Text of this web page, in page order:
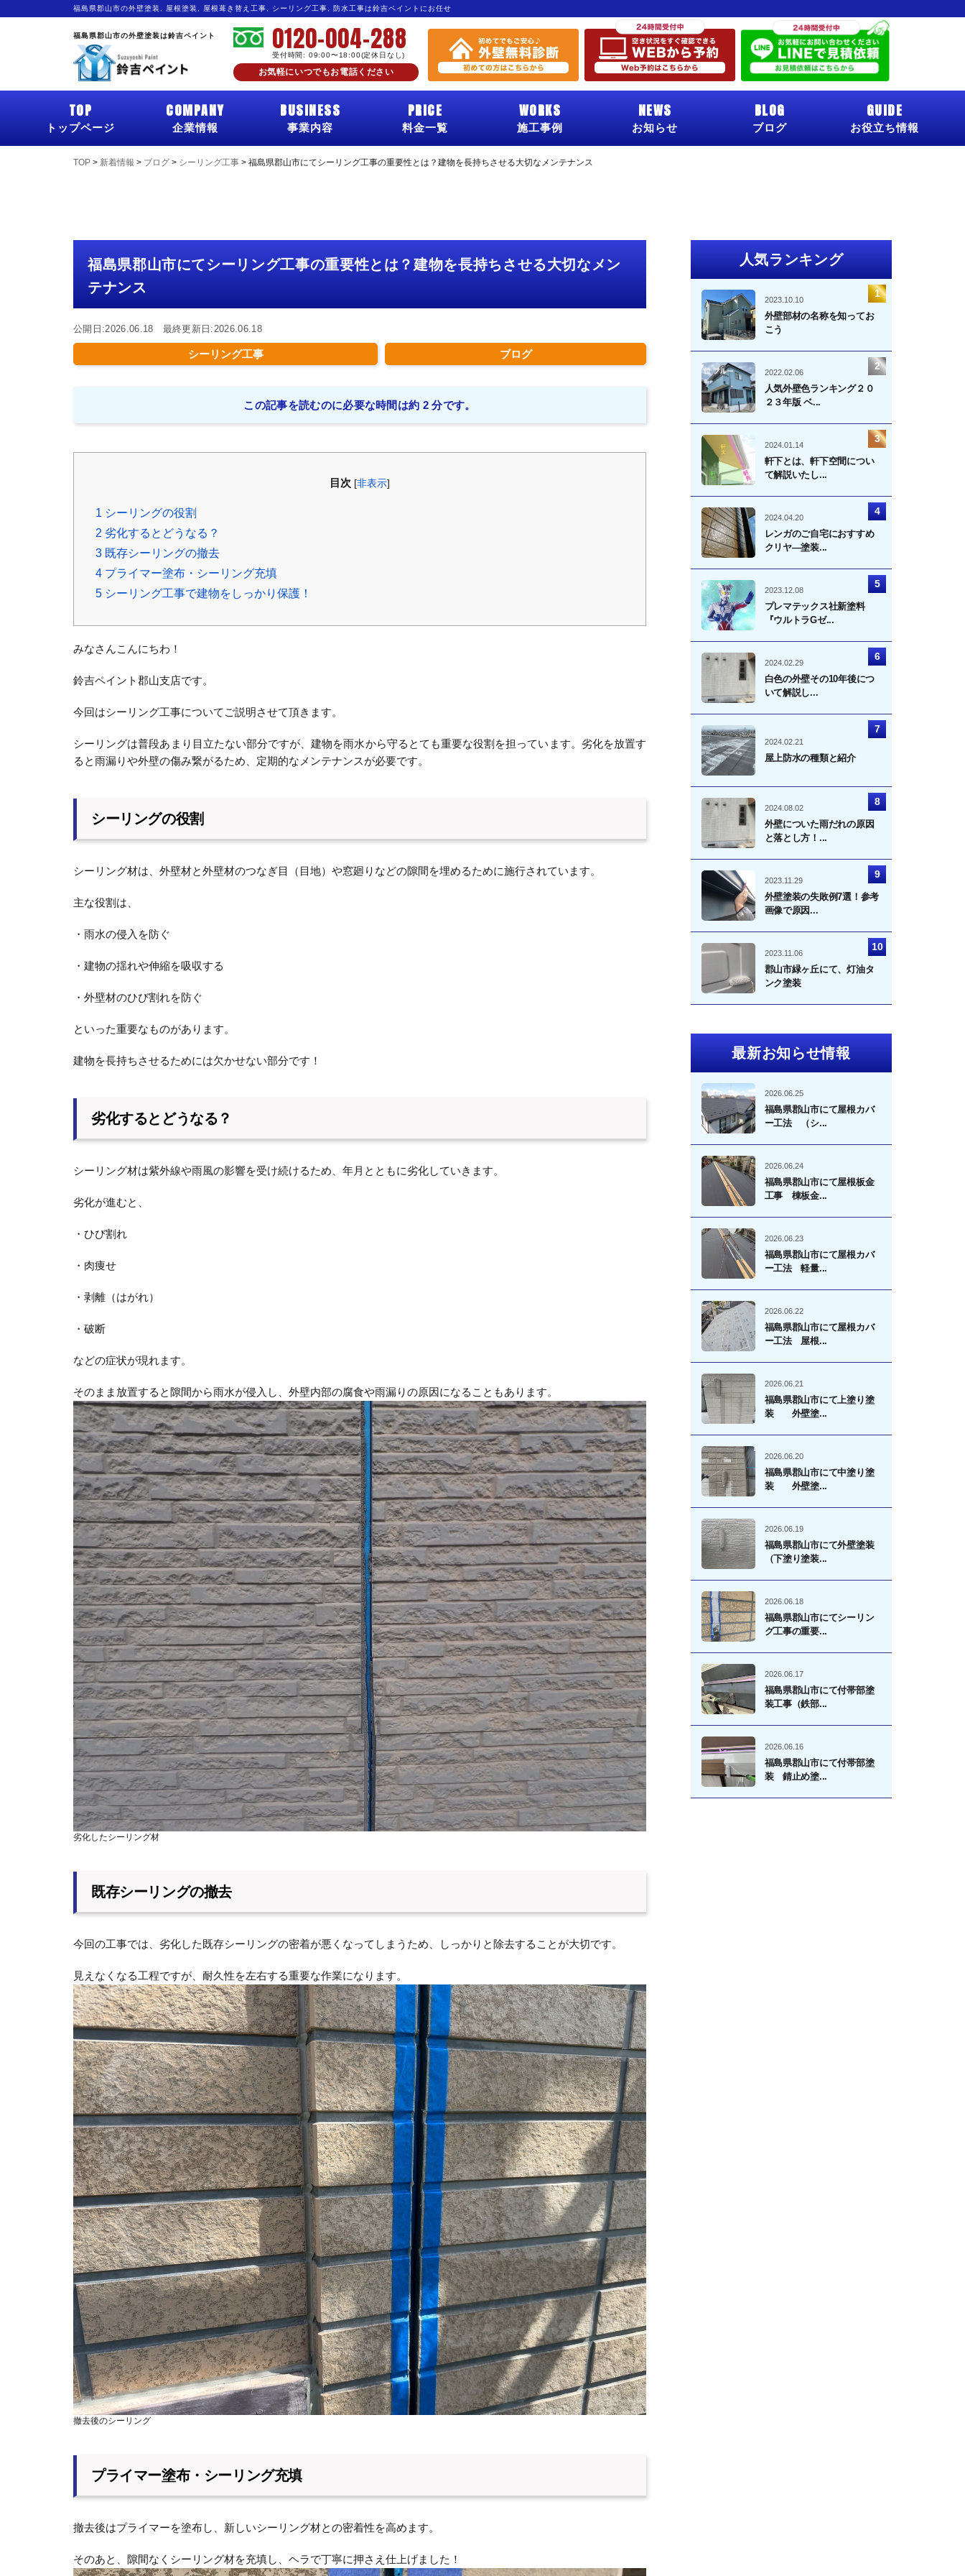
福島県郡山市の外壁塗装, 屋根塗装, 屋根葺き替え工事, シーリング工事, 防水工事は鈴吉ペイントにお任せ
福島県郡山市の外壁塗装は鈴吉ペイント 0120-004-288
受付時間: 09:00〜18:00(定休日なし)
お気軽にいつでもお電話ください
TOP
トップページ
COMPANY
企業情報
BUSINESS
事業内容
PRICE
料金一覧
WORKS
施工事例
NEWS
お知らせ
BLOG
ブログ
GUIDE
お役立ち情報
TOP > 新着情報 > ブログ > シーリング工事 > 福島県郡山市にてシーリング工事の重要性とは？建物を長持ちさせる大切なメンテナンス
福島県郡山市にてシーリング工事の重要性とは？建物を長持ちさせる大切なメン
テナンス
公開日:2026.06.18 最終更新日:2026.06.18
シーリング工事 ブログ
この記事を読むのに必要な時間は約 2 分です。
目次 [非表示]
1 シーリングの役割
2 劣化するとどうなる？
3 既存シーリングの撤去
4 プライマー塗布・シーリング充填
5 シーリング工事で建物をしっかり保護！
みなさんこんにちわ！
鈴吉ペイント郡山支店です。
今回はシーリング工事についてご説明させて頂きます。
シーリングは普段あまり目立たない部分ですが、建物を雨水から守るとても重要な役割を担っています。劣化を放置す
ると雨漏りや外壁の傷み繋がるため、定期的なメンテナンスが必要です。
シーリングの役割
シーリング材は、外壁材と外壁材のつなぎ目（目地）や窓廻りなどの隙間を埋めるために施行されています。
主な役割は、
・雨水の侵入を防ぐ
・建物の揺れや伸縮を吸収する
・外壁材のひび割れを防ぐ
といった重要なものがあります。
建物を長持ちさせるためには欠かせない部分です！
劣化するとどうなる？
シーリング材は紫外線や雨風の影響を受け続けるため、年月とともに劣化していきます。
劣化が進むと、
・ひび割れ
・肉痩せ
・剥離（はがれ）
・破断
などの症状が現れます。
そのまま放置すると隙間から雨水が侵入し、外壁内部の腐食や雨漏りの原因になることもあります。
劣化したシーリング材
既存シーリングの撤去
今回の工事では、劣化した既存シーリングの密着が悪くなってしまうため、しっかりと除去することが大切です。
見えなくなる工程ですが、耐久性を左右する重要な作業になります。
撤去後のシーリング
プライマー塗布・シーリング充填
撤去後はプライマーを塗布し、新しいシーリング材との密着性を高めます。
そのあと、隙間なくシーリング材を充填し、ヘラで丁寧に押さえ仕上げました！
人気ランキング
2023.10.10
外壁部材の名称を知ってお
こう
2022.02.06
人気外壁色ランキング２０
２３年版 ベ...
2024.01.14
軒下とは、軒下空間につい
て解説いたし...
2024.04.20
レンガのご自宅におすすめ
クリヤ―塗装...
2023.12.08
プレマテックス社新塗料
『ウルトラGゼ...
2024.02.29
白色の外壁その10年後につ
いて解説し...
2024.02.21
屋上防水の種類と紹介
2024.08.02
外壁についた雨だれの原因
と落とし方！...
2023.11.29
外壁塗装の失敗例7選！参考
画像で原因...
2023.11.06
郡山市緑ヶ丘にて、灯油タ
ンク塗装
最新お知らせ情報
2026.06.25
福島県郡山市にて屋根カバ
ー工法 （シ...
2026.06.24
福島県郡山市にて屋根板金
工事 棟板金...
2026.06.23
福島県郡山市にて屋根カバ
ー工法 軽量...
2026.06.22
福島県郡山市にて屋根カバ
ー工法 屋根...
2026.06.21
福島県郡山市にて上塗り塗
装 外壁塗...
2026.06.20
福島県郡山市にて中塗り塗
装 外壁塗...
2026.06.19
福島県郡山市にて外壁塗装
（下塗り塗装...
2026.06.18
福島県郡山市にてシーリン
グ工事の重要...
2026.06.17
福島県郡山市にて付帯部塗
装工事（鉄部...
2026.06.16
福島県郡山市にて付帯部塗
装 錆止め塗...